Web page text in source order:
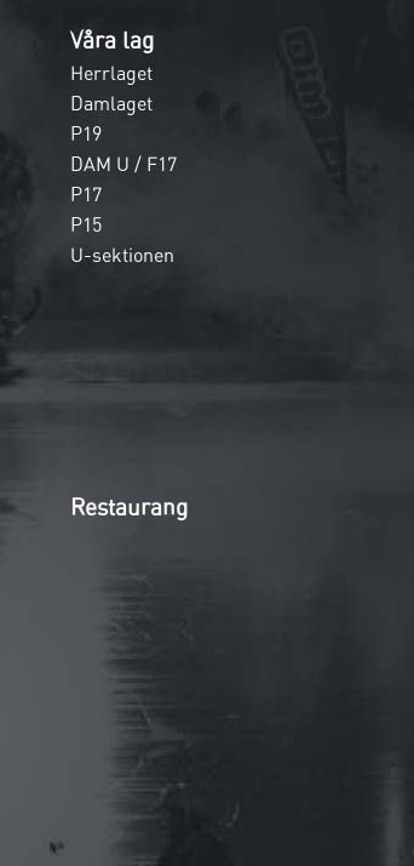
Våra lag
Herrlaget
Damlaget
P19
DAM U / F17
P17
P15
U-sektionen
Restaurang